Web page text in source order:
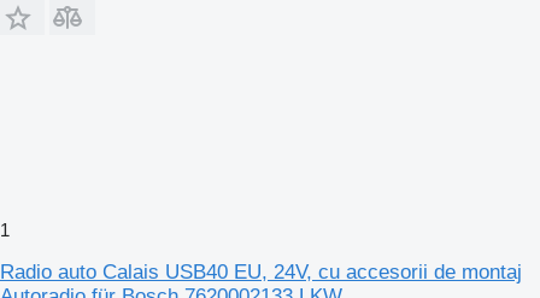
1
Radio auto Calais USB40 EU, 24V, cu accesorii de montaj